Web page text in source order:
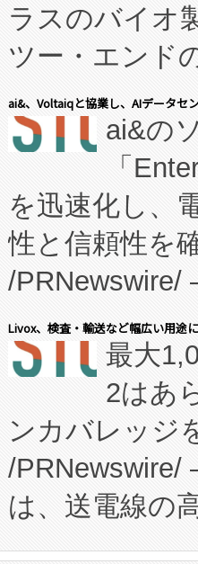
ラスのバイオ
ツー・エンド
表しました。
たNeXは、
従来のフェッ
に、患者やサ
キー方式で拡
す。FCCM‑を
患者にとって
のアクセスを
Fully-
プログラムに
に関する技術
構造化トレー
ai&、Voltaiqと協業し、AIデータセ
ai&の
「
を迅速化し、
性と信頼性を
/PRNewswire/
会社エーアイ
President原信
ードする
ーエネルギー
た。 Voltaiq独
定、統合、導
安全性を追跡
Livox、検査・輸送など幅広い用途
最大
2はあ
ンカバレッジ
/PRNewswire/
は、送電線の
や穀物倉庫に